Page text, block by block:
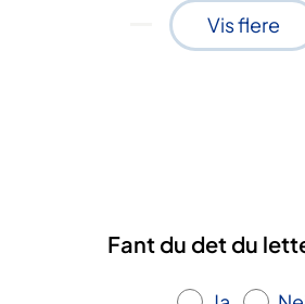
Vis flere
Fant du det du